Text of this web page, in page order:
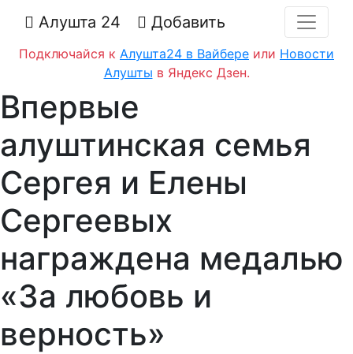
Алушта 24 Добавить
Подключайся к Алушта24 в Вайбере или Новости
Алушты в Яндекс Дзен.
Впервые
алуштинская семья
Сергея и Елены
Сергеевых
награждена медалью
«За любовь и
верность»